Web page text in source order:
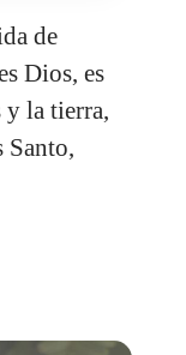
de
Dios, es
y la tierra,
Santo,